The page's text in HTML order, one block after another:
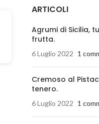
ARTICOLI
Agrumi di Sicilia,
frutta.
6 Luglio 2022 1
Cremoso al
tenero.
6 Luglio 2022 1